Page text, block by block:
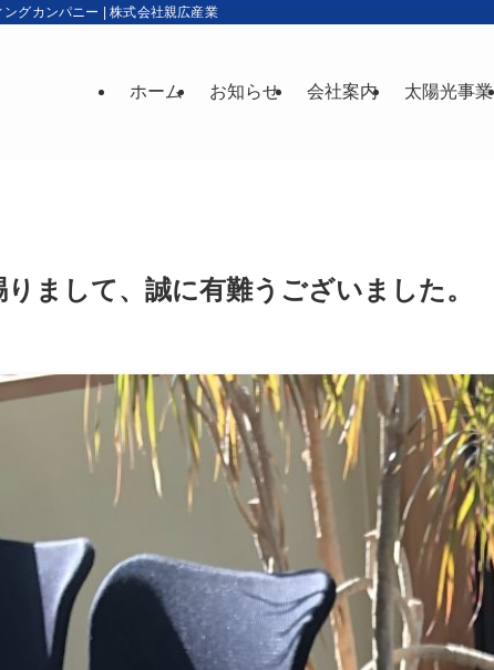
グカンパニー | 株式会社親広産業
ホーム お知らせ 会社案内 太陽光事業
まして、誠に有難うございました。